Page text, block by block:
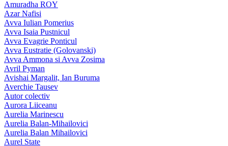
Amuradha ROY
Azar Nafisi
Avva Iulian Pomerius
Avva Isaia Pustnicul
Avva Evagrie Ponticul
Avva Eustratie (Golovanski)
Avva Ammona si Avva Zosima
Avril Pyman
Avishai Margalit, Ian Buruma
Averchie Tausev
Autor colectiv
Aurora Liiceanu
Aurelia Marinescu
Aurelia Balan-Mihailovici
Aurelia Balan Mihailovici
Aurel State